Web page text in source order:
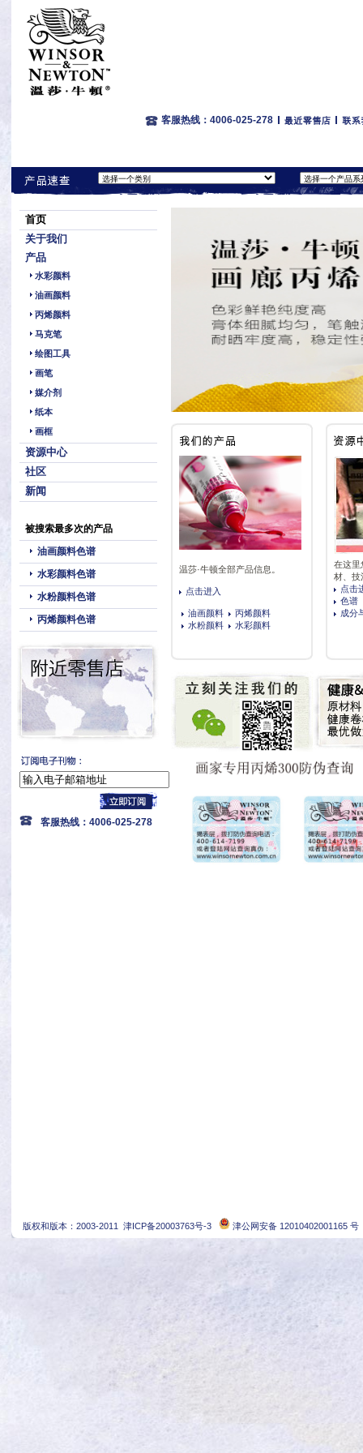
客服热线：4006-025-278
首页
关于我们
产品
水彩颜料
油画颜料
丙烯颜料
马克笔
绘图工具
画笔
媒介剂
纸本
画框
资源中心
社区
新闻
被搜索最多次的产品
油画颜料色谱
水彩颜料色谱
水粉颜料色谱
丙烯颜料色谱
客服热线：4006-025-278
温莎·牛顿全部产品信息。
点击进入
油画颜料
丙烯颜料
水粉颜料
水彩颜料
在这里
材、技
点击
色谱
成分
版权和版本：2003-2011 津ICP备20003763号-3 津公网安备 12010402001165 号